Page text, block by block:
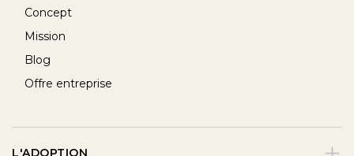
Concept
Mission
Blog
Offre entreprise
L'ADOPTION